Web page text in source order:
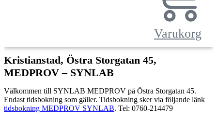
Varukorg
Kristianstad, Östra Storgatan 45,
MEDPROV – SYNLAB
Välkommen till SYNLAB MEDPROV på Östra Storgatan 45.
Endast tidsbokning som gäller. Tidsbokning sker via följande länk
tidsbokning MEDPROV SYNLAB. Tel: 0760-214479